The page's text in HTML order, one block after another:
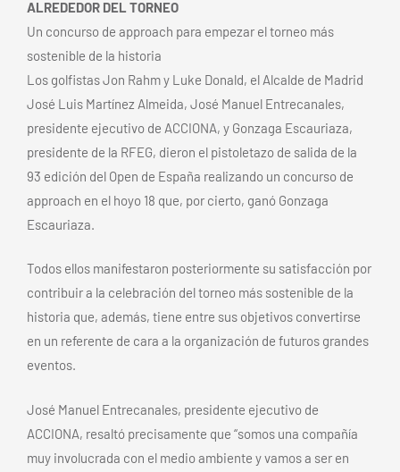
ALREDEDOR DEL TORNEO
Un concurso de approach para empezar el torneo más
sostenible de la historia
Los golfistas Jon Rahm y Luke Donald, el Alcalde de Madrid
José Luis Martínez Almeida, José Manuel Entrecanales,
presidente ejecutivo de ACCIONA, y Gonzaga Escauriaza,
presidente de la RFEG, dieron el pistoletazo de salida de la
93 edición del Open de España realizando un concurso de
approach en el hoyo 18 que, por cierto, ganó Gonzaga
Escauriaza.
Todos ellos manifestaron posteriormente su satisfacción por
contribuir a la celebración del torneo más sostenible de la
historia que, además, tiene entre sus objetivos convertirse
en un referente de cara a la organización de futuros grandes
eventos.
José Manuel Entrecanales, presidente ejecutivo de
ACCIONA, resaltó precisamente que “somos una compañía
muy involucrada con el medio ambiente y vamos a ser en